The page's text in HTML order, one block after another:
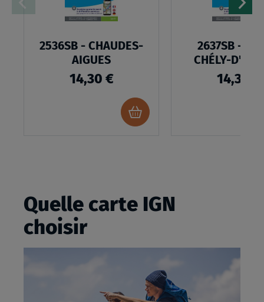
2536SB - CHAUDES-
AIGUES
14,30 €
Ajouter
au
2637SB -
CHÉLY-
14,30 €
Quelle carte IGN
choisir